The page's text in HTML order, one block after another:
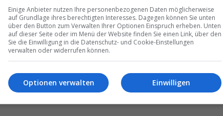
Metaxa Hospitality Group.
Blu Luxury Hotel & Suites.
Carmen Riu Güell von RIU Hotels & Resorts.
Einige Anbieter nutzen Ihre personenbezogenen Daten möglicherweise
auf Grundlage ihres berechtigten Interesses. Dagegen können Sie unten
über den Button zum Verwalten Ihrer Optionen Einspruch erheben. Unten
auf dieser Seite oder im Menü der Website finden Sie einen Link, über den
Sie die Einwilligung in die Datenschutz- und Cookie-Einstellungen
verwalten oder widerrufen können.
Einwilligen
Optionen verwalten